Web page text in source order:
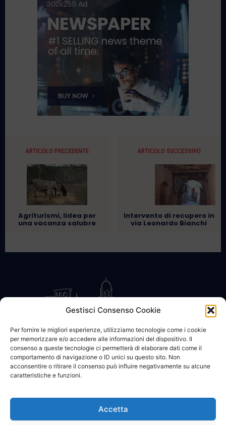
Gestisci Consenso Cookie
Per fornire le migliori esperienze, utilizziamo tecnologie come i cookie
per memorizzare e/o accedere alle informazioni del dispositivo. Il
consenso a queste tecnologie ci permetterà di elaborare dati come il
comportamento di navigazione o ID unici su questo sito. Non
acconsentire o ritirare il consenso può influire negativamente su alcune
caratteristiche e funzioni.
Accetta
ARTICOLO PRECEDENTE
Agriturismi, lidea per
una vacanza salubre
ARTICOLO SUCCESSIVO
Intervento di recupero in
via Leonardo Bianchi
CONTATTACI COOKIE POLICY PRIVACY
© 2002 - 2026 SanBartolomeo.info :::: powered by Go Web snc |